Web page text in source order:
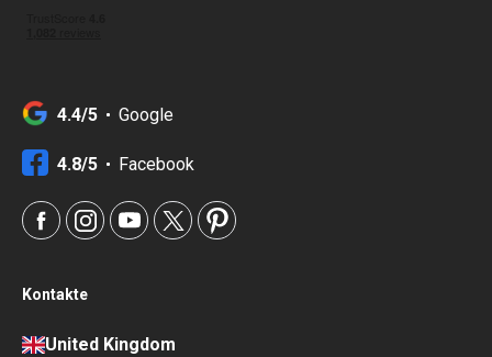
4.4/5 Google
4.8/5 Facebook
Kontakte
United Kingdom